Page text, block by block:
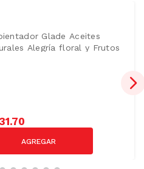
Glade Aceites
Alegría floral y Frutos
31.70